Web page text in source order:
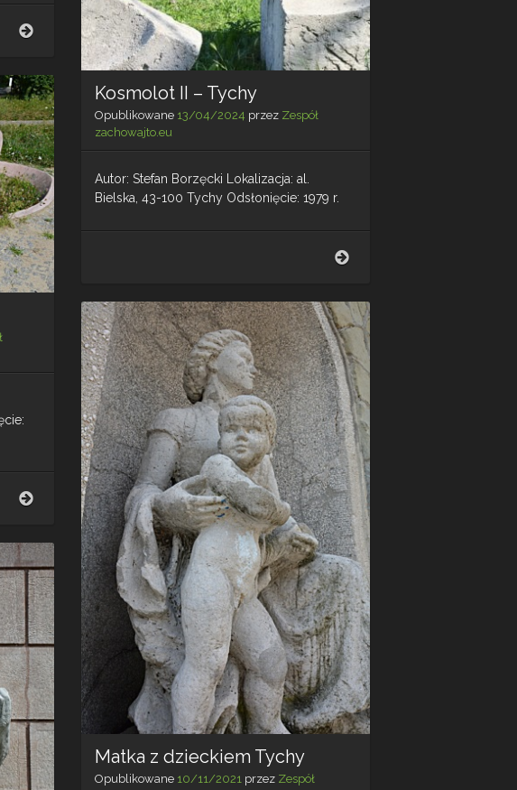
osiedlu
G
–
Tychy
Kosmolot II – Tychy
Opublikowane 13/04/2024 przez Zespół
zachowajto.eu
Autor: Stefan Borzęcki Lokalizacja: al.
Bielska, 43-100 Tychy Odsłonięcie: 1979 r.
Tychy
Chłopcy
–
Tychy
Matka z dzieckiem Tychy
Opublikowane 10/11/2021 przez Zespół